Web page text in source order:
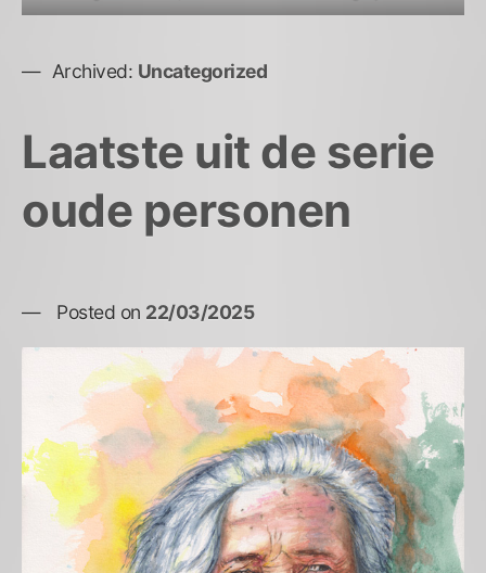
Archived: Uncategorized
Laatste uit de serie
oude personen
Posted on 22/03/2025